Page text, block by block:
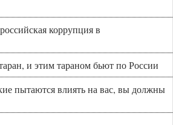
коррупция в
и этим тараном бьют по России
пытаются влиять на вас, вы должны